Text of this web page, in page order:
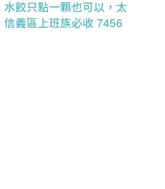
水餃只點一顆也可以，太
信義區上班族必收 7456